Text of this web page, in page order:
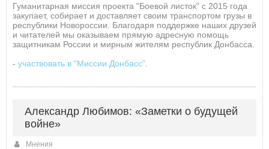
Гуманитарная миссия проекта "Боевой листок" с 2015 года
закупает, собирает и доставляет своим транспортом грузы в
республики Новороссии. Благодаря поддержке наших друзей
и читателей мы оказываем прямую адресную помощь
защитникам России и мирным жителям республик Донбасса.
- участвовать в "Миссии Донбасс"
Александр Любимов: «Заметки о будущей
войне»
Мнения